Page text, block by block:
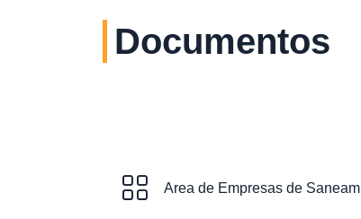
Documentos
Area de Empresas de